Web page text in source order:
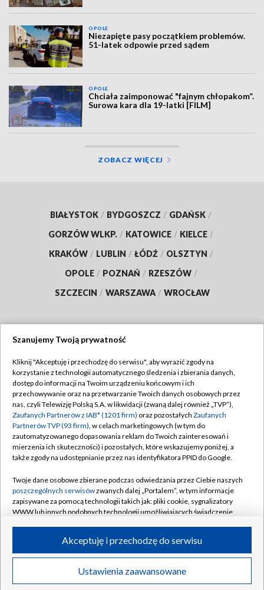
OPOLE
Niezapięte pasy początkiem problemów.
51-latek odpowie przed sądem
OPOLE
Chciała zaimponować "fajnym chłopakom”.
Surowa kara dla 19-latki [FILM]
ZOBACZ WIĘCEJ
BIAŁYSTOK / BYDGOSZCZ / GDAŃSK /
GORZÓW WLKP. / KATOWICE / KIELCE /
KRAKÓW / LUBLIN / ŁÓDŹ / OLSZTYN /
OPOLE / POZNAŃ / RZESZÓW /
SZCZECIN / WARSZAWA / WROCŁAW
TVP
Abonament TVP
Emisja w TVP
Centrum informacji TVP
Naziemna Telewizja Cyfrowa
Rada Programowa
System NOS
Informacje o nadawcy
Program dla prasy
Ogłoszenie przetargowe
Regulamin TVP
Polityka prywatności
Moje zgody
Pomoc
Kontakt
Kanały
©2026 Telewizja Polska S.A. w likwidacji
Szanujemy Twoją prywatność
Kliknij "Akceptuję i przechodzę do serwisu", aby wyrazić zgody na
korzystanie z technologii automatycznego śledzenia i zbierania danych,
dostęp do informacji na Twoim urządzeniu końcowym i ich
przechowywanie oraz na przetwarzanie Twoich danych osobowych przez
nas, czyli Telewizję Polską S.A. w likwidacji (zwaną dalej również „TVP”),
Zaufanych Partnerów z IAB* (1201 firm) oraz pozostałych Zaufanych
Partnerów TVP (93 firm), w celach marketingowych (w tym do
zautomatyzowanego dopasowania reklam do Twoich zainteresowań i
mierzenia ich skuteczności) i pozostałych, które wskazujemy poniżej, a
także zgody na udostępnianie przez nas identyfikatora PPID do Google.
Twoje dane osobowe zbierane podczas odwiedzania przez Ciebie naszych
poszczególnych serwisówzwanych dalej „Portalem”, w tym informacje
zapisywane za pomocą technologii takich jak: pliki cookie, sygnalizatory
WWW lub innych podobnych technologii umożliwiających świadczenie
ruchu w Internecie.
Twoje dane osobowe zbierane podczas odwiedzania przez Ciebie
poszczególnych serwisówna Portalu, takie jak adresy IP, identyfikatory
Ustawienia zaawansowane
Akceptuję i przechodzę do serwisu